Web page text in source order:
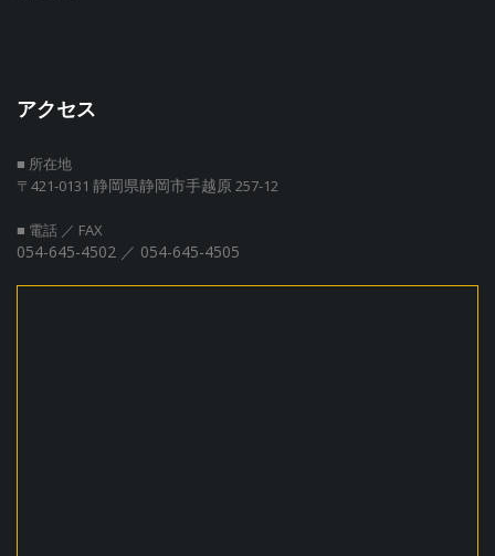
アクセス
■ 所在地
〒421-0131 静岡県静岡市手越原257-12
■ 電話 ／ FAX
054-645-4502 ／ 054-645-4505